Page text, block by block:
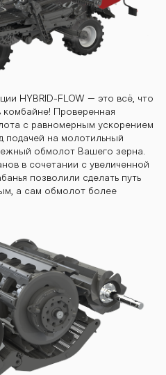
HYBRID-FLOW – это всё, что
комбайне! Проверенная
с равномерным ускорением
подачей на молотильный
обмолот Вашего зерна.
в сочетании с увеличенной
позволили сделать путь
а сам обмолот более